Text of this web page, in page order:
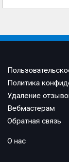
Политика
Удаление
Вебмастерам
Обратная связь
О нас